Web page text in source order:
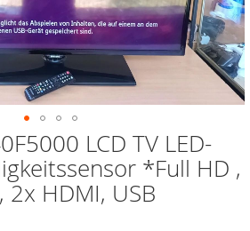
LCD TV LED-
*Full HD ,
2x HDMI, USB